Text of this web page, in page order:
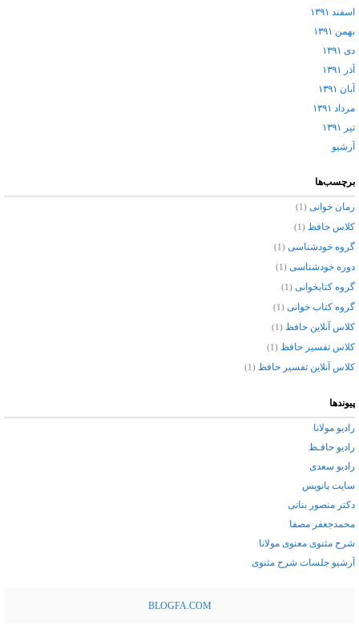
اسفند ۱۳۹۱
بهمن ۱۳۹۱
دی ۱۳۹۱
آذر ۱۳۹۱
آبان ۱۳۹۱
مرداد ۱۳۹۱
تیر ۱۳۹۱
آرشيو
برچسب‌ها
رمان خوانی (1)
کلاس حافظ (1)
گروه خودشناسی (1)
دوره خودشناسی (1)
گروه کتابخوانی (1)
گروه کتاب خوانی (1)
کلاس آنلاین حافظ (1)
کلاس تفسیر حافظ (1)
کلاس آنلاین تفسیر حافظ (1)
پیوندها
رادیو مولانا
رادیو حافـظ
رادیو سعدی
سایت پانویس
دکتر منصور بنانی
محمدجعفر مصفا
شرح مثنوی معنوی مولانا
آرشيو جلسات شرح مثنوی
BLOGFA.COM